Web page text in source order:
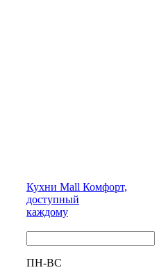
Кухни Mall Комфорт,
доступный
каждому
ПН-ВС